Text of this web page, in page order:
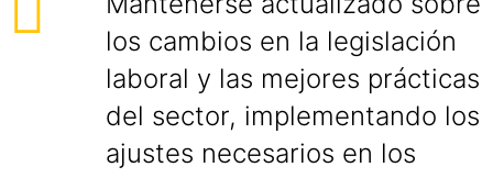
los cambios en la legislación
laboral y las mejores prácticas
del sector, implementando los
ajustes necesarios en los